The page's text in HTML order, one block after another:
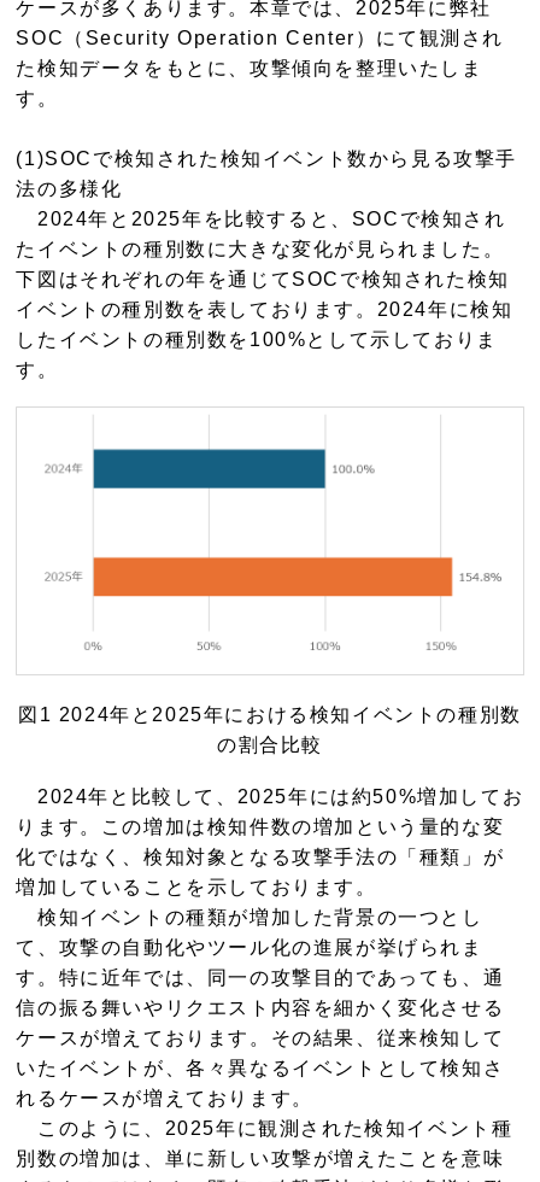
ケースが多くあります。本章では、2025年に弊社
SOC（Security Operation Center）にて観測され
た検知データをもとに、攻撃傾向を整理いたしま
す。
(1)SOCで検知された検知イベント数から見る攻撃手
法の多様化
2024年と2025年を比較すると、SOCで検知され
たイベントの種別数に大きな変化が見られました。
下図はそれぞれの年を通じてSOCで検知された検知
イベントの種別数を表しております。2024年に検知
したイベントの種別数を100%として示しておりま
す。
図1 2024年と2025年における検知イベントの種別数
の割合比較
2024年と比較して、2025年には約50%増加してお
ります。この増加は検知件数の増加という量的な変
化ではなく、検知対象となる攻撃手法の「種類」が
増加していることを示しております。
検知イベントの種類が増加した背景の一つとし
て、攻撃の自動化やツール化の進展が挙げられま
す。特に近年では、同一の攻撃目的であっても、通
信の振る舞いやリクエスト内容を細かく変化させる
ケースが増えております。その結果、従来検知して
いたイベントが、各々異なるイベントとして検知さ
れるケースが増えております。
このように、2025年に観測された検知イベント種
別数の増加は、単に新しい攻撃が増えたことを意味